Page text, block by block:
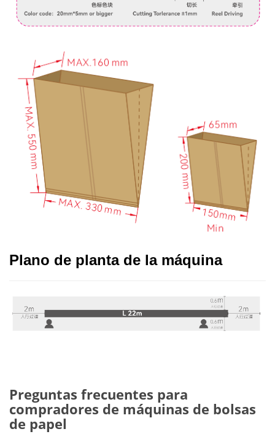
Plano de planta de la máquina
Preguntas frecuentes para
compradores de máquinas de bolsas
de papel